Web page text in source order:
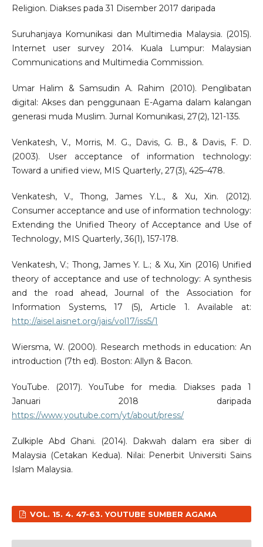
Religion. Diakses pada 31 Disember 2017 daripada
Suruhanjaya Komunikasi dan Multimedia Malaysia. (2015).
Internet user survey 2014. Kuala Lumpur: Malaysian
Communications and Multimedia Commission.
Umar Halim & Samsudin A. Rahim (2010). Penglibatan
digital: Akses dan penggunaan E-Agama dalam kalangan
generasi muda Muslim. Jurnal Komunikasi, 27(2), 121-135.
Venkatesh, V., Morris, M. G., Davis, G. B., & Davis, F. D.
(2003). User acceptance of information technology:
Toward a unified view, MIS Quarterly, 27(3), 425–478.
Venkatesh, V., Thong, James Y.L., & Xu, Xin. (2012).
Consumer acceptance and use of information technology:
Extending the Unified Theory of Acceptance and Use of
Technology, MIS Quarterly, 36(1), 157-178.
Venkatesh, V.; Thong, James Y. L.; & Xu, Xin (2016) Unified
theory of acceptance and use of technology: A synthesis
and the road ahead, Journal of the Association for
Information Systems, 17 (5), Article 1. Available at:
http://aisel.aisnet.org/jais/vol17/iss5/1
Wiersma, W. (2000). Research methods in education: An
introduction (7th ed). Boston: Allyn & Bacon.
YouTube. (2017). YouTube for media. Diakses pada 1
Januari 2018 daripada
https://www.youtube.com/yt/about/press/
Zulkiple Abd Ghani. (2014). Dakwah dalam era siber di
Malaysia (Cetakan Kedua). Nilai: Penerbit Universiti Sains
Islam Malaysia.
VOL. 15. 4. 47-63. YOUTUBE SUMBER AGAMA